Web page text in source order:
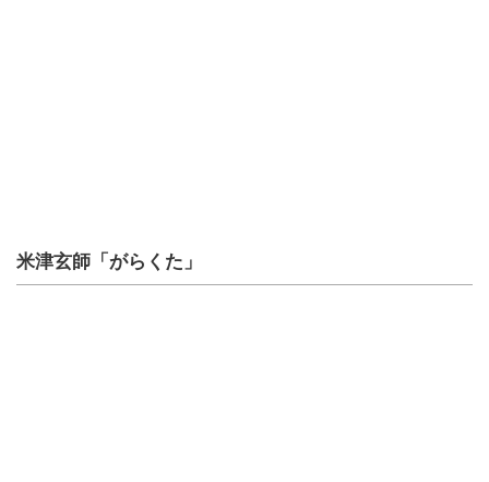
米津玄師「がらくた」